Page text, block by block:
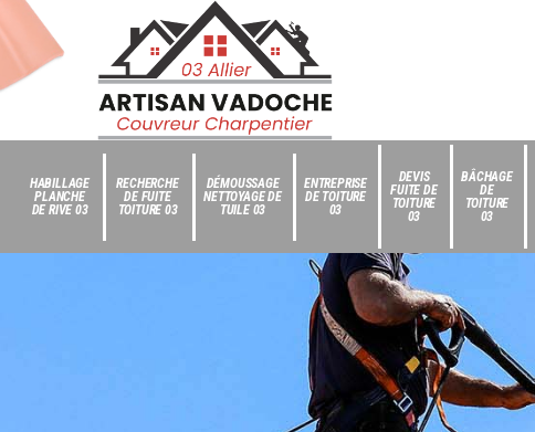
HABILLAGE
PLANCHE
DE RIVE 03
RECHERCHE
DE FUITE
TOITURE 03
DÉMOUSSAGE
NETTOYAGE DE
TUILE 03
ENTREPRISE
DE TOITURE
03
DEVIS
FUITE DE
TOITURE
03
BÂCHAGE
DE
TOITURE
03